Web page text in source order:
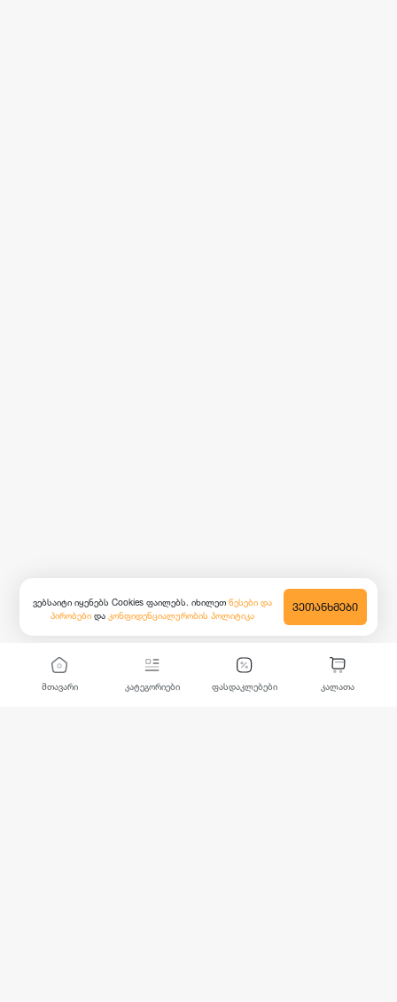
მთავარი კატეგორიები ფასდაკლებები კალათა
ვებსაიტი იყენებს Cookies ფაილებს. იხილეთ წესები და
პირობები და კონფიდენციალურობის პოლიტიკა
ᲕᲔᲗᲐᲜᲮᲛᲔᲑᲘ